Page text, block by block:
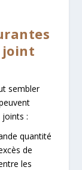
joint
sembler
joints :
quantité
de
les